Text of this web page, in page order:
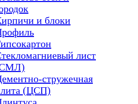
и блоки
лист
стружечная
(ЦСП)